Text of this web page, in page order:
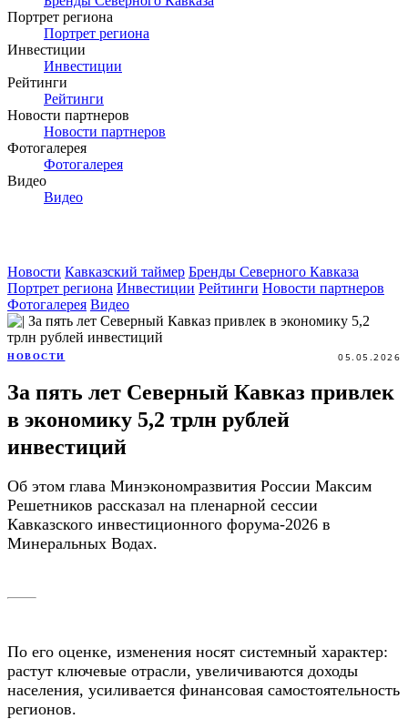
Портрет региона
Портрет региона
Инвестиции
Инвестиции
Рейтинги
Рейтинги
Новости партнеров
Новости партнеров
Фотогалерея
Фотогалерея
Видео
Видео
Новости Кавказский таймер Бренды Северного Кавказа
Портрет региона Инвестиции Рейтинги Новости партнеров
Фотогалерея Видео
НОВОСТИ 05.05.2026
За пять лет Северный Кавказ привлек
в экономику 5,2 трлн рублей
инвестиций
Об этом глава Минэкономразвития России Максим
Решетников рассказал на пленарной сессии
Кавказского инвестиционного форума-2026 в
Минеральных Водах.
По его оценке, изменения носят системный характер:
растут ключевые отрасли, увеличиваются доходы
населения, усиливается финансовая самостоятельность
регионов.